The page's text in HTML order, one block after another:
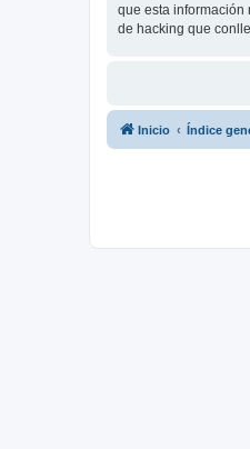
que esta información
de hacking que
Inicio Índice